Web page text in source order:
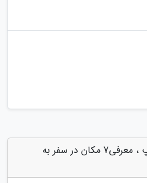
به "جاهای دیدنی سیم ریپ ، معرفی7 مکان در سفر به